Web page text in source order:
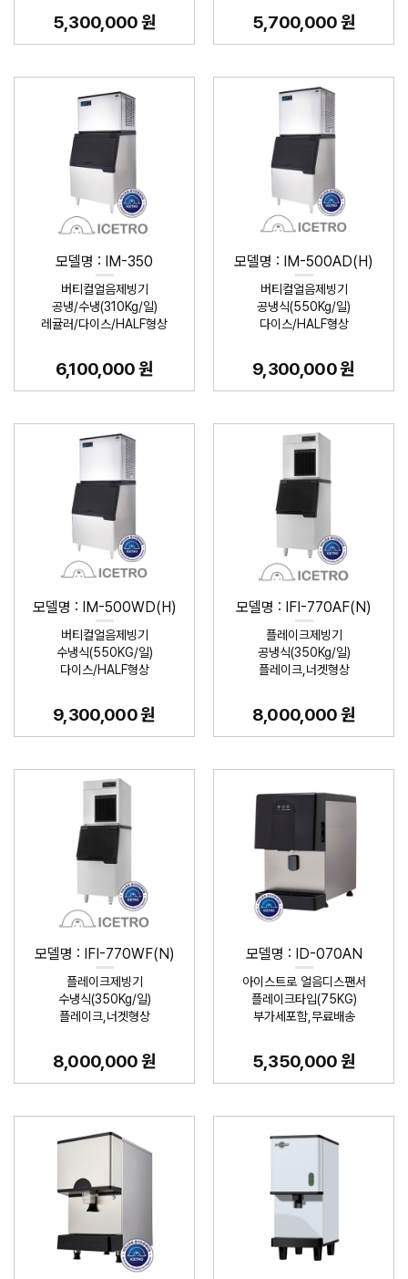
5,300,000 원 5,700,000 원
모델명 : IM-350
버티컬얼음제빙기
공냉/수냉(310Kg/일)
레귤러/다이스/HALF형상
6,100,000 원
모델명 : IM-500AD(H)
버티컬얼음제빙기
공냉식(550Kg/일)
다이스/HALF형상
9,300,000 원
모델명 : IM-500WD(H)
버티컬얼음제빙기
수냉식(550KG/일)
다이스/HALF형상
9,300,000 원
모델명 : IFI-770AF(N)
플레이크제빙기
공냉식(350Kg/일)
플레이크,너겟형상
8,000,000 원
모델명 : IFI-770WF(N)
플레이크제빙기
수냉식(350Kg/일)
플레이크,너겟형상
8,000,000 원
모델명 : ID-070AN
아이스트로 얼음디스팬서
플레이크타입(75KG)
부가세포함,무료배송
5,350,000 원